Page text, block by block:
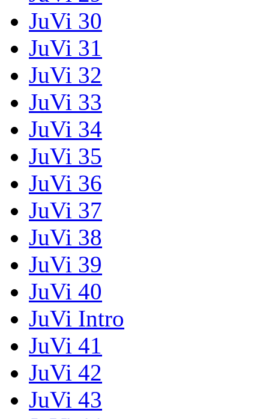
JuVi 30
JuVi 31
JuVi 32
JuVi 33
JuVi 34
JuVi 35
JuVi 36
JuVi 37
JuVi 38
JuVi 39
JuVi 40
JuVi Intro
JuVi 41
JuVi 42
JuVi 43